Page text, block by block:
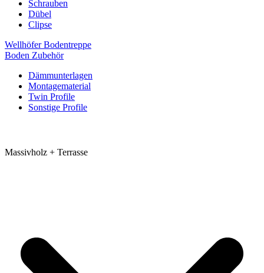
Schrauben
Dübel
Clipse
Wellhöfer Bodentreppe
Boden Zubehör
Dämmunterlagen
Montagematerial
Twin Profile
Sonstige Profile
Massivholz + Terrasse